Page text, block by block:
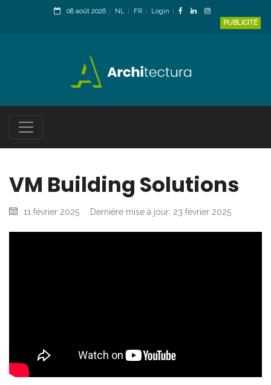
08 août 2026 NL FR
Login
PUBLICITÉ
VM Building Solutions
11 février 2025 Dernière mise à jour: 23 février 2025